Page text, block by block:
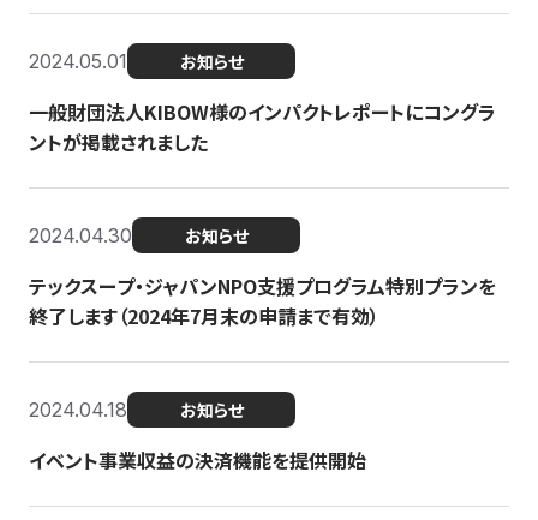
2024.05.01 お知らせ
一般財団法人KIBOW様のインパクトレポートにコングラ
ントが掲載されました
2024.04.30 お知らせ
テックスープ・ジャパンNPO支援プログラム特別プランを
終了します（2024年7月末の申請まで有効）
2024.04.18 お知らせ
イベント事業収益の決済機能を提供開始